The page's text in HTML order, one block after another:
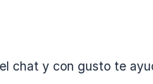
chat y con gusto te